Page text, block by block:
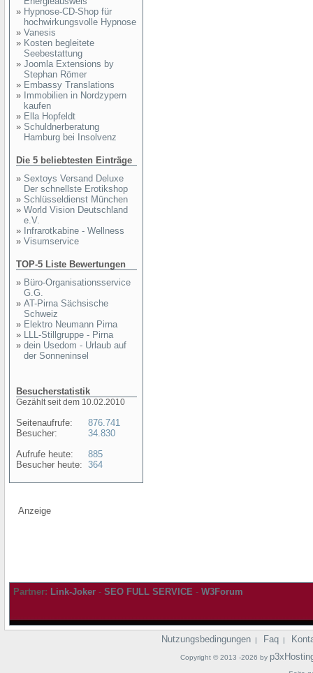
» Hypnose-CD-Shop für
hochwirkungsvolle Hypnose
» Vanesis
» Kosten begleitete
Seebestattung
» Joomla Extensions by
Stephan Römer
» Embassy Translations
» Immobilien in Nordzypern
kaufen
» Ella Hopfeldt
» Schuldnerberatung
Hamburg bei Insolvenz
Die 5 beliebtesten Einträge
» Sextoys Versand Deluxe
Der schnellste Erotikshop
» Schlüsseldienst München
» World Vision Deutschland
e.V.
» Infrarotkabine - Wellness
» Visumservice
TOP-5 Liste Bewertungen
» Büro-Organisationsservice
G.G.
» AT-Pirna Sächsische
Schweiz
» Elektro Neumann Pirna
» LLL-Stillgruppe - Pirna
» dein Usedom - Urlaub auf
der Sonneninsel
Besucherstatistik
Gezählt seit dem 10.02.2010
Seitenaufrufe:
Besucher:
Aufrufe heute:
Besucher heute:
876.741
34.830
885
364
Anzeige
Partner: Link-Joker - SEO FULL SERVICE - W3Forum
Nutzungsbedingungen | Faq |
Copyright © 2013 -2026 by